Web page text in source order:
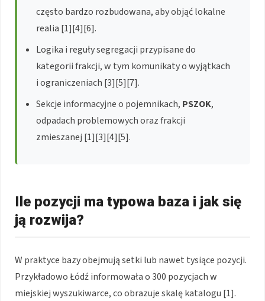
często bardzo rozbudowana, aby objąć lokalne
realia [1][4][6].
Logika i reguły segregacji przypisane do
kategorii frakcji, w tym komunikaty o wyjątkach
i ograniczeniach [3][5][7].
Sekcje informacyjne o pojemnikach, PSZOK,
odpadach problemowych oraz frakcji
zmieszanej [1][3][4][5].
Ile pozycji ma typowa baza i jak się
ją rozwija?
W praktyce bazy obejmują setki lub nawet tysiące pozycji.
Przykładowo Łódź informowała o 300 pozycjach w
miejskiej wyszukiwarce, co obrazuje skalę katalogu [1].